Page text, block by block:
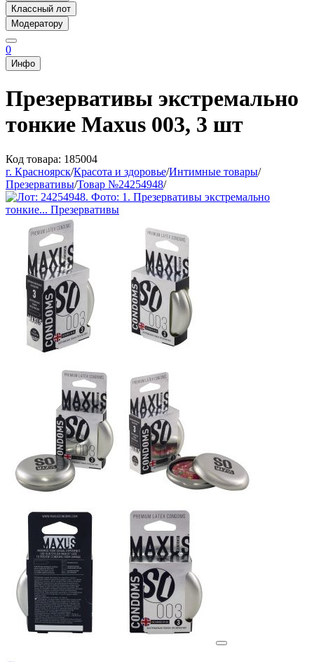
Классный лот
Модератору
0
Инфо
Презервативы экстремально
тонкие Maxus 003, 3 шт
Код товара: 185004
г. Красноярск/Красота и здоровье/Интимные товары/
Презервативы/Товар №24254948/